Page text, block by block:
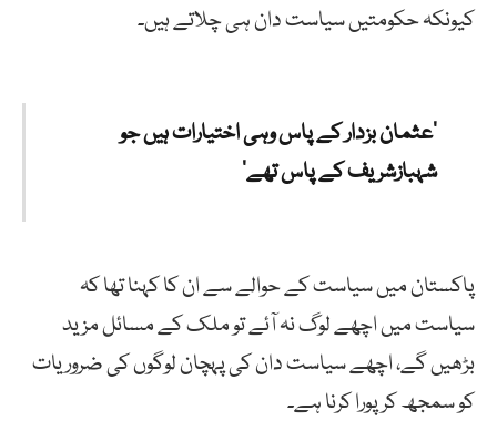
کیونکہ حکومتیں سیاست دان ہی چلاتے ہیں۔
’عثمان بزدار کے پاس وہی اختیارات ہیں جو
شہبازشریف کے پاس تھے‘
پاکستان میں سیاست کے حوالے سے ان کا کہنا تھا کہ
سیاست میں اچھے لوگ نہ آئے تو ملک کے مسائل مزید
بڑھیں گے، اچھے سیاست دان کی پہچان لوگوں کی ضروریات
کو سمجھ کر پورا کرنا ہے۔